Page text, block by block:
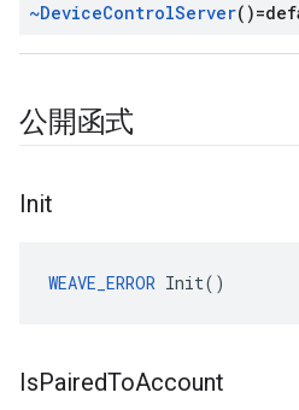
~DeviceControlServer
公開函式
Init
WEAVE_ERROR Init()
IsPairedToAccount